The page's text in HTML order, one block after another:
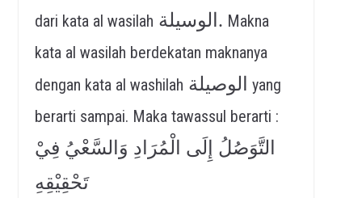
dari kata al wasilah
الوسيلة. Makna
kata al wasilah berdekatan maknanya
dengan kata al washilah الوصيلة yang
berarti sampai. Maka tawassul berarti :
التَّوَصُلُ إِلَى الْمُرَادِ وَالسَّعْيُ فِيْ
تَحْقِيْقِهِ